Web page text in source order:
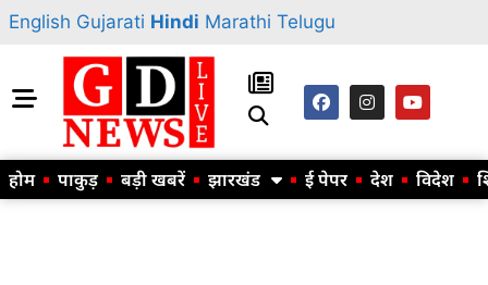
English Gujarati Hindi Marathi Telugu
होम पाकुड़ बड़ी खबरें झारखंड ई पेपर देश विदेश